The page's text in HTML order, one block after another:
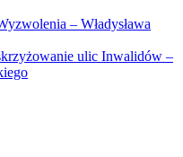
– Władysława
ulic Inwalidów –